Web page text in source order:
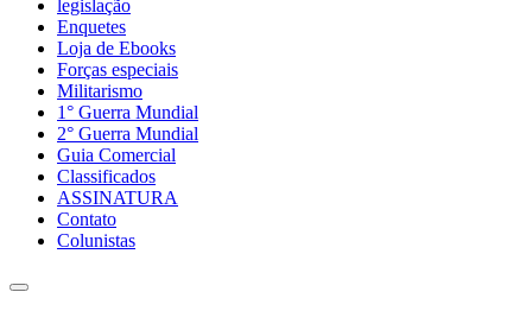
legislação
Enquetes
Loja de Ebooks
Forças especiais
Militarismo
1° Guerra Mundial
2° Guerra Mundial
Guia Comercial
Classificados
ASSINATURA
Contato
Colunistas